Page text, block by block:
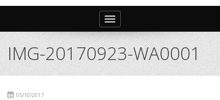
Toggle
navigation
IMG-20170923-WA0001
05/10/2017